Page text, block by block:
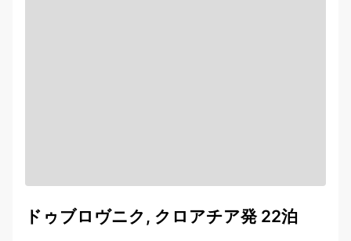
ドゥブロヴニク, クロアチア発 22泊